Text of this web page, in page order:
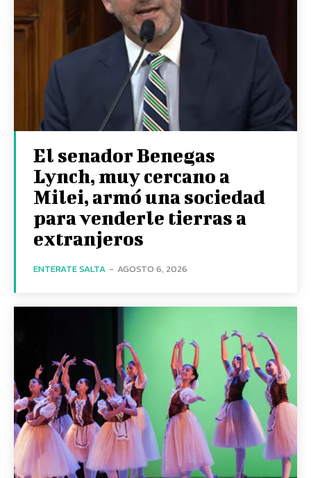
El senador Benegas
Lynch, muy cercano a
Milei, armó una sociedad
para venderle tierras a
extranjeros
ENTERATE SALTA - AGOSTO 6, 2026